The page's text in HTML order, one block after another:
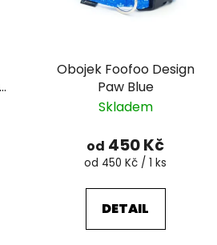
Obojek Foofoo Design
Paw Blue
Skladem
od 450 Kč
Měrná
od 450 Kč / 1 ks
DETAIL